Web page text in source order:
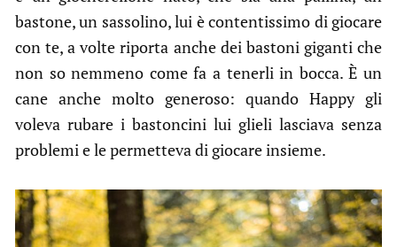
bastone, un sassolino, lui è contentissimo di giocare
con te, a volte riporta anche dei bastoni giganti che
non so nemmeno come fa a tenerli in bocca. È un
cane anche molto generoso: quando Happy gli
voleva rubare i bastoncini lui glieli lasciava senza
problemi e le permetteva di giocare insieme.